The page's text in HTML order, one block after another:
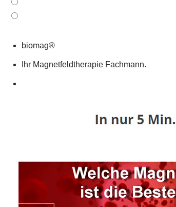
biomag®
Ihr Magnetfeldtherapie Fachmann.